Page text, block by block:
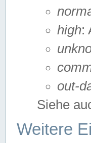
high:
out-
Siehe
Weitere